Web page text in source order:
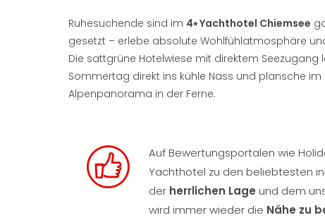
Ruhesuchende sind im 4⭑ Yachthotel Chiemsee
gesetzt – erlebe absolute Wohlfühlatmosphäre
Die sattgrüne Hotelwiese mit direktem
Sommertag direkt ins kühle Nass und plansche
Alpenpanorama in der Ferne.
Auf Bewertungsportalen wie
Yachthotel zu den beliebtesten
der herrlichen Lage und dem
wird immer wieder die Nähe zu